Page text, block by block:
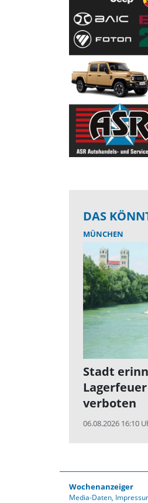
DAS
MÜNCHEN
Stadt
verboten
06.08.2026 16:10
Wochenanzeiger
Media-Daten